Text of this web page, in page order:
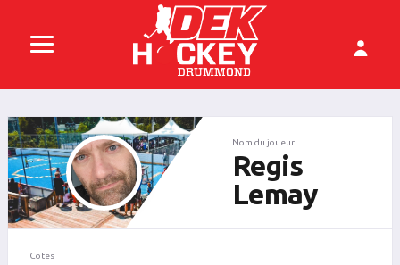
Nom du joueur
Regis
Lemay
Cotes